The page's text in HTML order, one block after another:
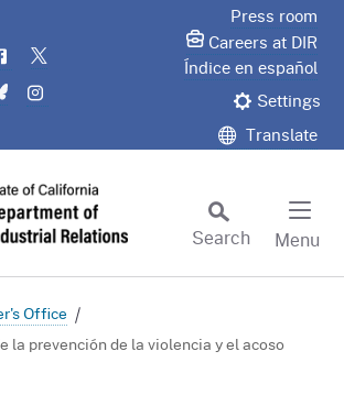
Flickr
Bluesky
Press room
Careers at DIR
Índice en español
Settings
Translate
Search
Menu
Office
la prevención de la violencia y el acoso